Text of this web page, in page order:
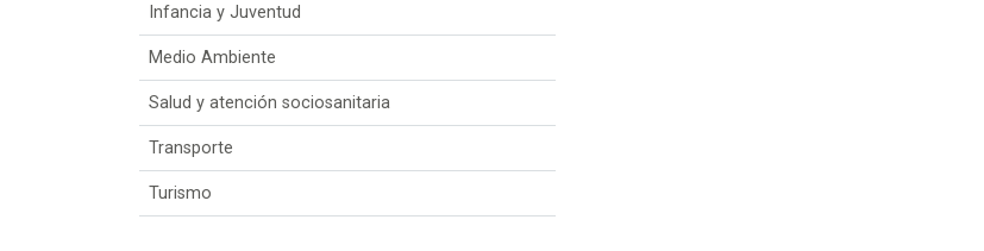
Infancia y Juventud
Medio Ambiente
Salud y atención sociosanitaria
Transporte
Turismo